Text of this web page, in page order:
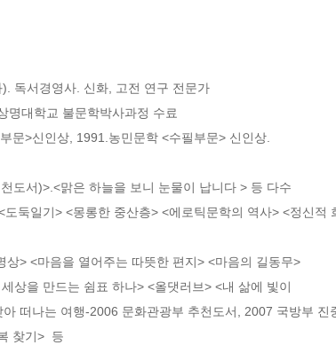
독서경영사. 신화, 고전 연구 전문가
명대학교 불문학박사과정 수료
문>신인상, 1991.농민문학 <수필부문> 신인상.
도서)>.<맑은 하늘을 보니 눈물이 납니다 > 등 다수
둑일기> <몽롱한 중산층> <에로틱문학의 역사> <정신적
떠나는 여행-2006 문화관광부 추천도서, 2007 국방부
찾기>  등